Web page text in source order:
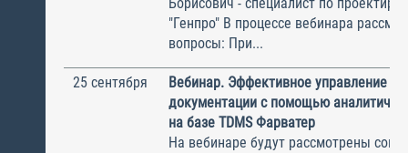
"Генпро" В процессе вебинара
вопросы: При...
25 сентября
Вебинар. Эффективное управление
документации с помощью
на базе TDMS Фарватер
На вебинаре будут рассмотрены